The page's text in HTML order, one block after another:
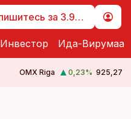
Подпишитесь за 3.99 €
Инвестор Ида-Вирумаа
OMX Riga 0,23% 925,27